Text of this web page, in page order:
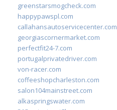
greenstarsmogcheck.com
happypawspl.com
callahansautoservicecenter.com
georgiascornermarket.com
perfectfit24-7.com
portugalprivatedriver.com
von-racer.com
coffeeshopcharleston.com
salon104mainstreet.com
alkaspringswater.com